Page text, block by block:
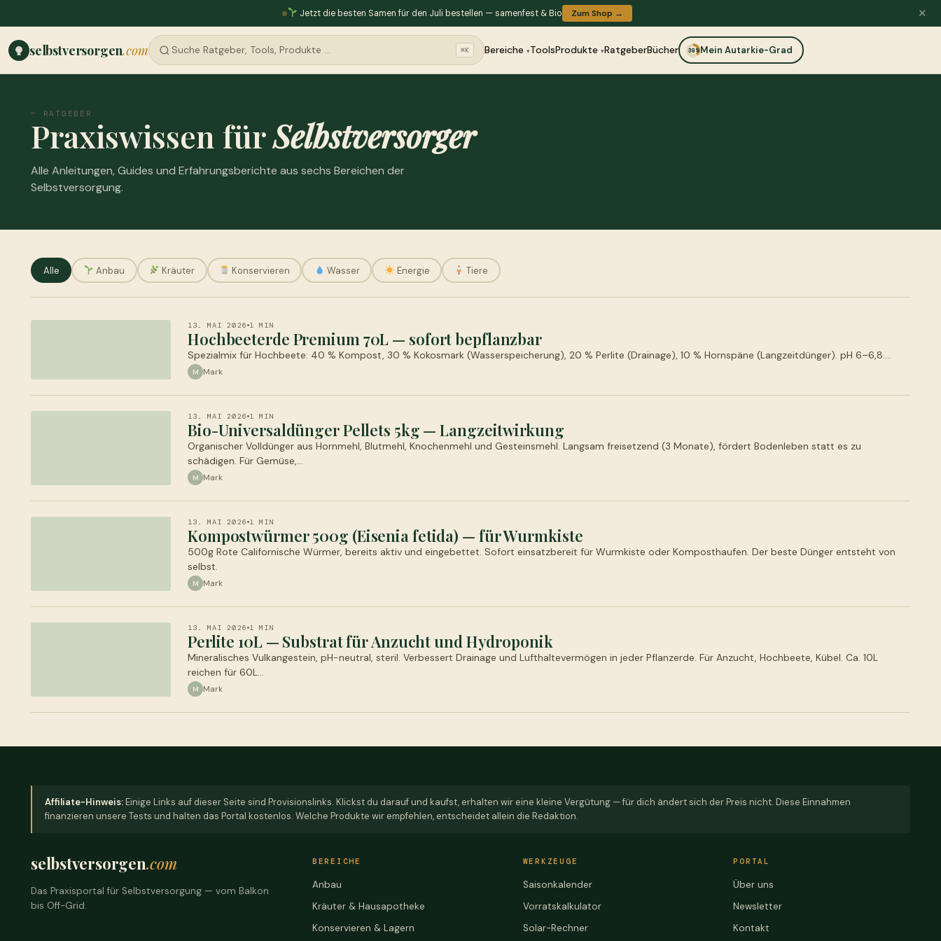
Jetzt die besten Samen für den Juli bestellen — samenfest & Bio Zum Shop → ✕
selbstversorgen.com ⌘K Bereiche ToolsProdukte RatgeberBücher 38% Mein Autarkie-Grad
— RATGEBER
Praxiswissen fürSelbstversorger
Alle Anleitungen, Guides und Erfahrungsberichte aus sechs Bereichen der
Selbstversorgung.
Alle Anbau Kräuter Konservieren Wasser Energie Tiere
13. MAI 2026 1 MIN
Hochbeeterde Premium 70L — sofort bepflanzbar
Spezialmix für Hochbeete: 40 % Kompost, 30 % Kokosmark (Wasserspeicherung), 20 % Perlite (Drainage), 10 % Hornspäne (Langzeitdünger). pH 6–6,8.…
M Mark
13. MAI 2026 1 MIN
Bio-Universaldünger Pellets 5kg — Langzeitwirkung
Organischer Volldünger aus Hornmehl, Blutmehl, Knochenmehl und Gesteinsmehl. Langsam freisetzend (3 Monate), fördert Bodenleben statt es zu
schädigen. Für Gemüse,…
M Mark
13. MAI 2026 1 MIN
Kompostwürmer 500g (Eisenia fetida) — für Wurmkiste
500g Rote Californische Würmer, bereits aktiv und eingebettet. Sofort einsatzbereit für Wurmkiste oder Komposthaufen. Der beste Dünger entsteht von
selbst.
M Mark
13. MAI 2026 1 MIN
Perlite 10L — Substrat für Anzucht und Hydroponik
Mineralisches Vulkangestein, pH-neutral, steril. Verbessert Drainage und Lufthaltevermögen in jeder Pflanzerde. Für Anzucht, Hochbeete, Kübel. Ca. 10L
reichen für 60L…
M Mark
Affiliate-Hinweis:Einige Links auf dieser Seite sind Provisionslinks. Klickst du darauf und kaufst, erhalten wir eine kleine Vergütung — für dich ändert sich der Preis nicht. Diese Einnahmen
finanzieren unsere Tests und halten das Portal kostenlos. Welche Produkte wir empfehlen, entscheidet allein die Redaktion.
selbstversorgen.com
Das Praxisportal für Selbstversorgung — vom Balkon
bis Off-Grid.
BEREICHE
Anbau
Kräuter & Hausapotheke
Konservieren & Lagern
WERKZEUGE
Saisonkalender
Vorratskalkulator
Solar-Rechner
PORTAL
Über uns
Newsletter
Kontakt